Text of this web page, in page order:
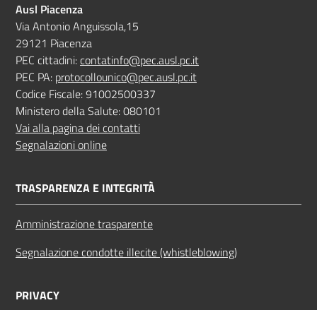
Ausl Piacenza
Via Antonio Anguissola,15
29121 Piacenza
PEC cittadini:contatinfo@pec.ausl.pc.it
PEC PA: protocollounico@pec.ausl.pc.it
Codice Fiscale: 91002500337
Ministero della Salute: 080101
Vai alla pagina dei contatti
Segnalazioni online
TRASPARENZA E INTEGRITÀ
Amministrazione trasparente
Segnalazione condotte illecite (whistleblowing)
PRIVACY